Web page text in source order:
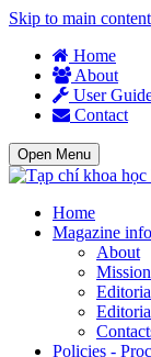
Skip to main content
Home
About
User
Contact
Open Menu
Home
Magazine
About
Policies -